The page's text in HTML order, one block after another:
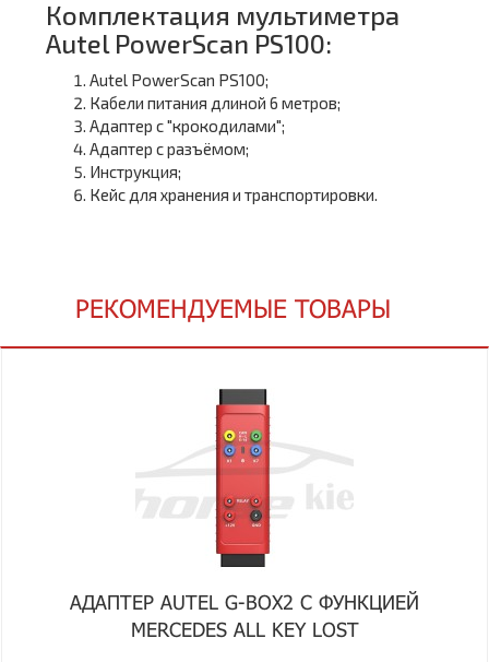
Комплектация мультиметра
Autel PowerScan PS100:
Autel PowerScan PS100;
Кабели питания длиной 6 метров;
Адаптер с "крокодилами";
Адаптер с разъёмом;
Инструкция;
Кейс для хранения и транспортировки.
РЕКОМЕНДУЕМЫЕ ТОВАРЫ
АДАПТЕР AUTEL G-BOX2 С ФУНКЦИЕЙ
MERCEDES ALL KEY LOST